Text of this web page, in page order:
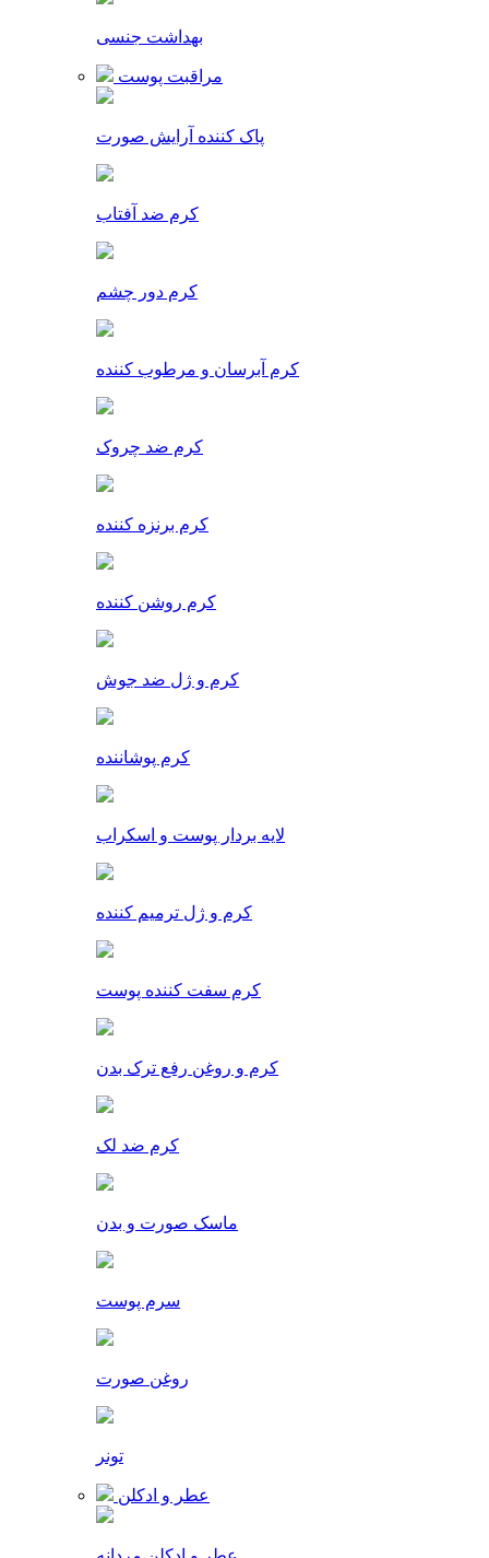
بهداشت جنسی
مراقبت پوست
پاک کننده آرایش صورت
کرم ضد آفتاب
کرم دور چشم
کرم آبرسان و مرطوب کننده
کرم ضد چروک
کرم برنزه کننده
کرم روشن کننده
کرم و ژل ضد جوش
کرم پوشاننده
لایه بردار پوست و اسکراب
کرم و ژل ترمیم کننده
کرم سفت کننده پوست
کرم و روغن رفع ترک بدن
کرم ضد لک
ماسک صورت و بدن
سرم پوست
روغن صورت
تونر
عطر و ادکلن